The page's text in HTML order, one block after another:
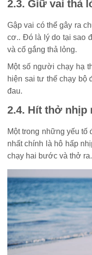
2.3. Giữ vai thả
Gập vai có thể gây ra
cơ.. Đó là lý do tại sao
và cố gắng thả lỏng.
Một số người chạy hạ
hiện sai tư thế chạy bộ
đau.
2.4. Hít thở nhịp
Một trong những yếu tố
nhất chính là hô hấp
chạy hai bước và thở ra.